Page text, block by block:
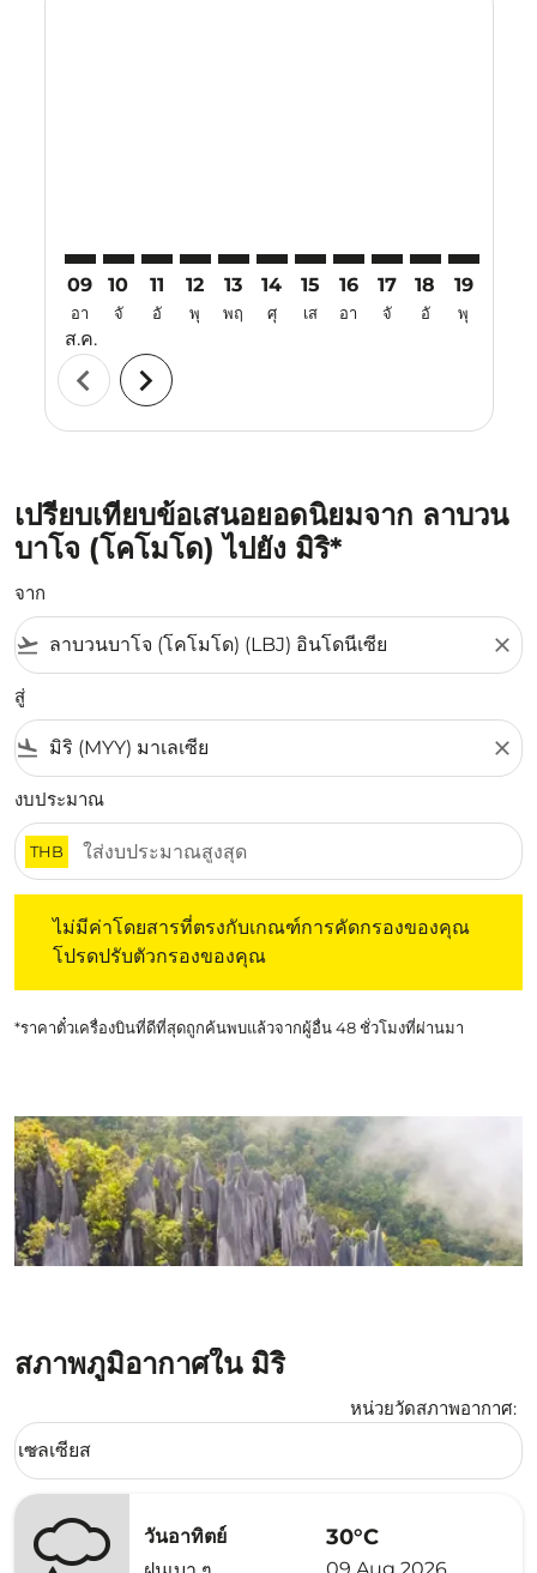
09
อา
ส.ค.
10
จั
11
อั
12
พุ
13
พฤ
14
ศุ
15
เส
16
อา
17
จั
18
อั
19
พุ
chevron_left chevron_right
เปรียบเทียบข้อเสนอยอดนิยมจาก ลาบวน
บาโจ (โคโมโด) ไปยัง มิริ*
จาก
flight_takeoff close
สู่
flight_land close
งบประมาณ
THB
ไม่มีค่าโดยสารที่ตรงกับเกณฑ์การคัดกรองของคุณ
โปรดปรับตัวกรองของคุณ
*ราคาตั๋วเครื่องบินที่ดีที่สุดถูกค้นพบแล้วจากผู้อื่น 48 ชั่วโมงที่ผ่านมา
สภาพภูมิอากาศใน มิริ
หน่วยวัดสภาพอากาศ:
Weather unit option เซลเซียส Selected
เซลเซียส
keyboard_arrow_down
วันอาทิตย์
30°C
09 Aug 2026